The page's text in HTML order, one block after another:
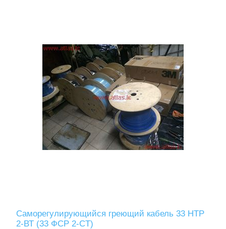
Саморегулирующийся греющий кабель 33 НТР
2-ВТ (33 ФСР 2-СT)